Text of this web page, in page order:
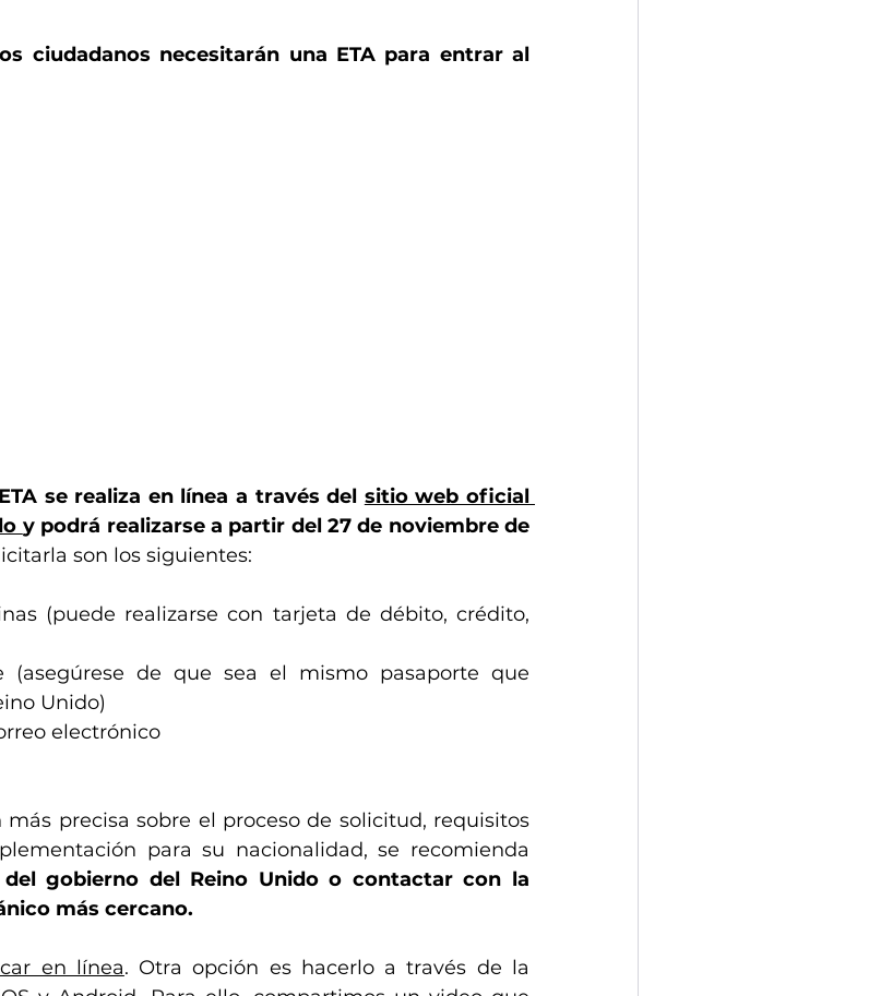
ciudadanos necesitarán una ETA para entrar al
se realiza en línea a través del sitio web oficial
y podrá realizarse a partir del 27 de noviembre de
son los siguientes:
(puede realizarse con tarjeta de débito, crédito,
(asegúrese de que sea el mismo pasaporte que
Unido)
electrónico
precisa sobre el proceso de solicitud, requisitos
para su nacionalidad, se recomienda
gobierno del Reino Unido o contactar con la
más cercano.
en línea. Otra opción es hacerlo a través de la